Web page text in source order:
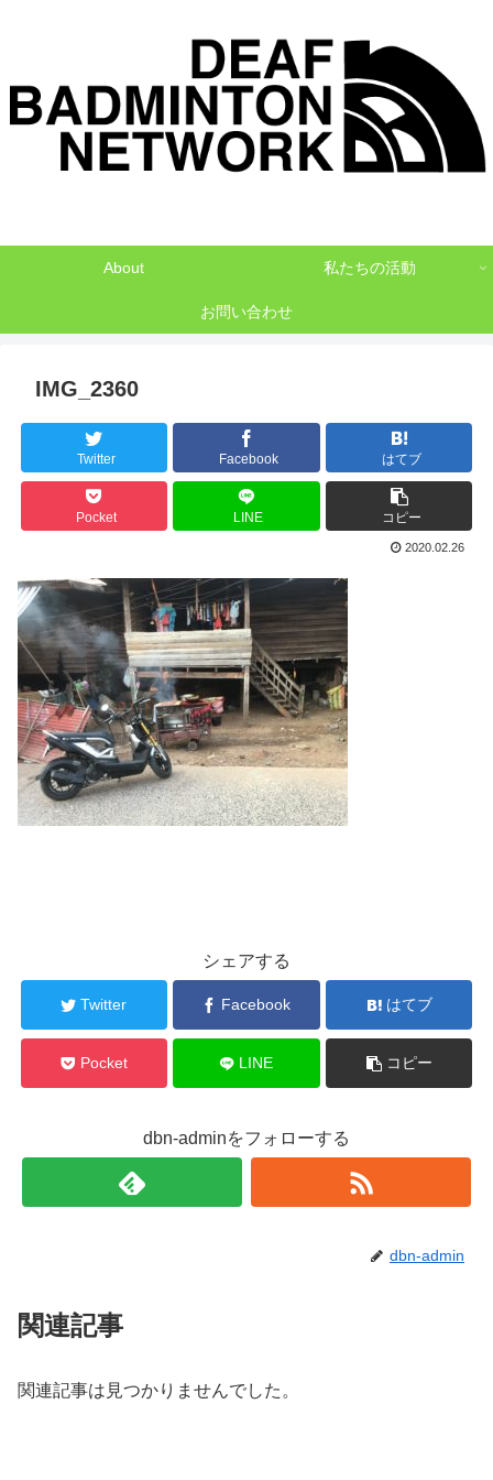
About 私たちの活動
お問い合わせ
IMG_2360
Twitter Facebook はてブ
Pocket LINE コピー
2020.02.26
シェアする
Twitter Facebook はてブ
Pocket LINE コピー
dbn-adminをフォローする
dbn-admin
関連記事
関連記事は見つかりませんでした。